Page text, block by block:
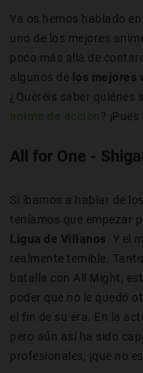
Ya os hemos hablado
uno de los mejores
poco más allá de
algunos de los mejores
¿Queréis saber quiénes
anime de acción?
All for One -
Si íbamos a hablar de los
teníamos que empezar
Ligua de Villanos . Y el
realmente temible.
batalla con All Might,
poder que no le quedó
el fin de su era. En la
pero aún así ha sido
profesionales, ¡que no